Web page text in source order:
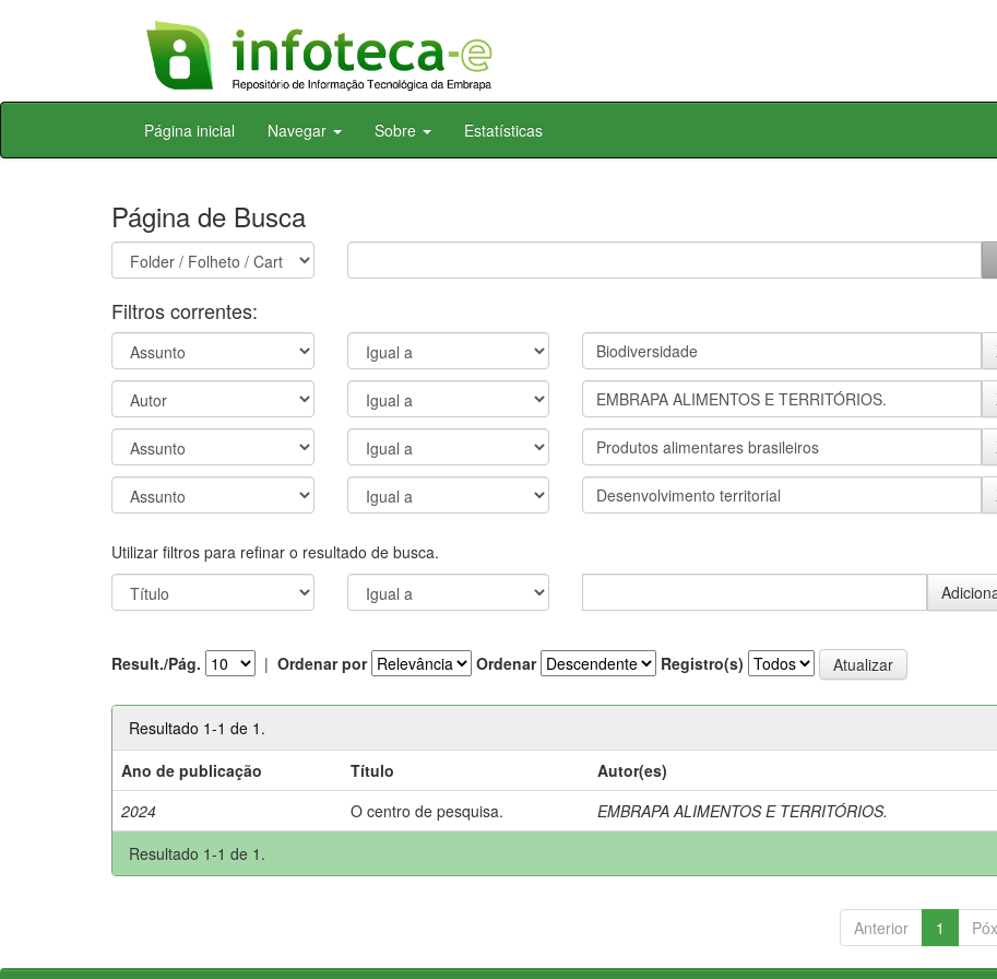
Skip
Página inicial Navegar Sobre Estatísticas
Página de Busca
Filtros correntes:
Utilizar filtros para refinar o resultado de busca.
Result./Pág. | Ordenar por Ordenar Registro(s)
Resultado 1-1 de 1.
Ano de publicação
Título
Autor(es)
2024
O centro de pesquisa.
EMBRAPA ALIMENTOS E TERRITÓRIOS.
Resultado 1-1 de 1.
Anterior 1